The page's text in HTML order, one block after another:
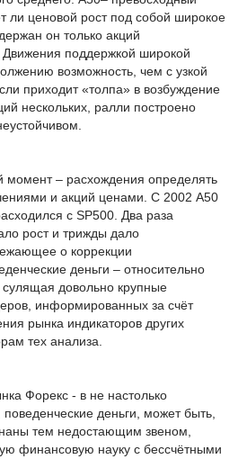
ли ценовой рост под собой широкое
он только акций
поддержкой широкой
возможность, чем с узкой
приходит «толпа» в возбуждение
нескольких, ралли построено
момент – расхождения определять
и акций ценами. С 2002 A50
с SP500. Два раза
рост и трижды дало
о коррекции
деньги – относительно
довольно крупные
информированных за счёт
рынка индикаторов других
тех анализа.
Форекс - в не настолько
деньги, может быть,
тем недостающим звеном,
финансовую науку с бессчётными